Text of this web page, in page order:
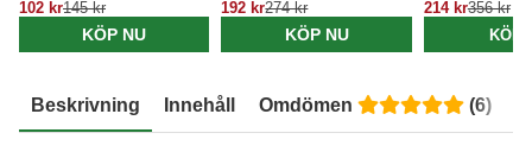
102 kr145 kr
KÖP NU
192 kr274 kr
KÖP NU
214 kr356 kr
KÖP
Beskrivning Innehåll Omdömen (6)